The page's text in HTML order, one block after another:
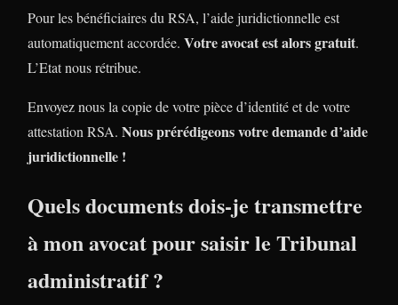
Pour les bénéficiaires du RSA, l’aide juridictionnelle est
automatiquement accordée. Votre avocat est alors gratuit.
L’Etat nous rétribue.
Envoyez nous la copie de votre pièce d’identité et de votre
attestation RSA. Nous prérédigeons votre demande d’aide
juridictionnelle !
Quels documents dois-je transmettre
à mon avocat pour saisir le Tribunal
administratif ?